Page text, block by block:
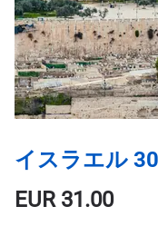
イスラエル
EUR31.00